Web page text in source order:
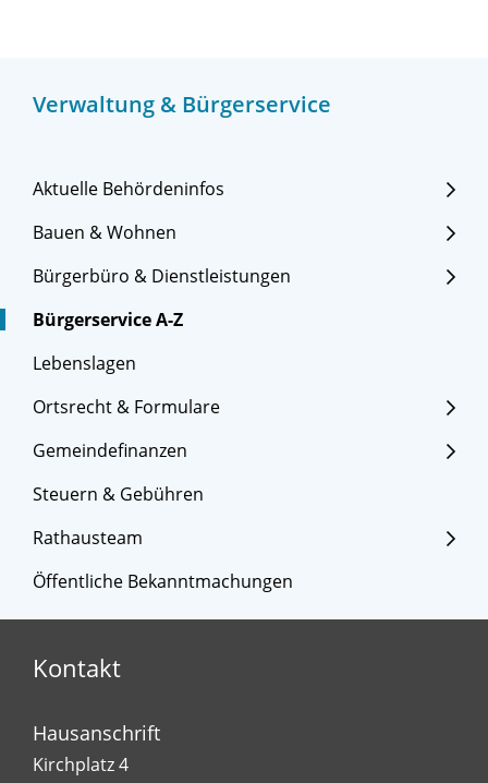
Verwaltung & Bürgerservice
Aktuelle Behördeninfos
Bauen & Wohnen
Bürgerbüro & Dienstleistungen
Bürgerservice A-Z
Lebenslagen
Ortsrecht & Formulare
Gemeindefinanzen
Steuern & Gebühren
Rathausteam
Öffentliche Bekanntmachungen
Kontakt
Hausanschrift
Kirchplatz 4